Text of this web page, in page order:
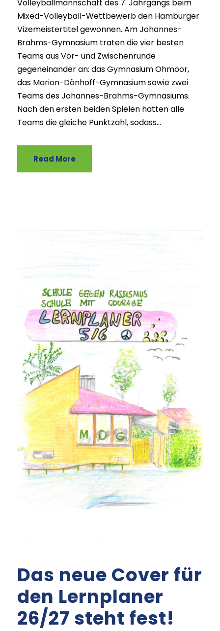
Volleyballmannschaft des 7. Jahrgangs beim
Mixed-Volleyball-Wettbewerb den Hamburger
Vizemeistertitel gewonnen. Am Johannes-
Brahms-Gymnasium traten die vier besten
Teams aus Vor- und Zwischenrunde
gegeneinander an: das Gymnasium Ohmoor,
das Marion-Dönhoff-Gymnasium sowie zwei
Teams des Johannes-Brahms-Gymnasiums.
Nach den ersten beiden Spielen hatten alle
Teams die gleiche Punktzahl, sodass...
Read More
Das neue Cover für
den Lernplaner
26/27 steht fest!